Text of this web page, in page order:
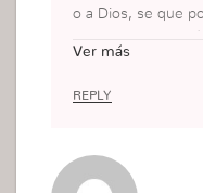
o a Dios, se que
Ver más
REPLY